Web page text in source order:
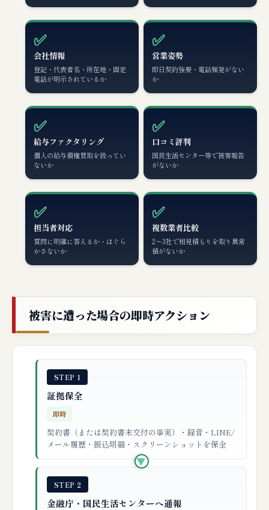
✅
会社情報
登記・代表者名・所在地・固定
電話が明示されているか
✅
営業姿勢
即日契約強要・電話頻発がない
か
✅
給与ファクタリング
個人の給与債権買取を扱ってい
ないか
✅
口コミ評判
国民生活センター等で被害報告
がないか
✅
担当者対応
質問に明確に答えるか・はぐら
かさないか
✅
複数業者比較
2〜3社で相見積もりを取り異常
値がないか
被害に遭った場合の即時アクション
STEP 1
証拠保全
即時
契約書（または契約書未交付の事実）・録音・LINE/
メール履歴・振込明細・スクリーンショットを保全
▶
STEP 2
金融庁・国民生活センターへ通報